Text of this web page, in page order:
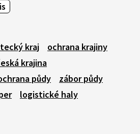
kraj
ochrana krajiny
krajina
půdy
zábor půdy
logistické haly